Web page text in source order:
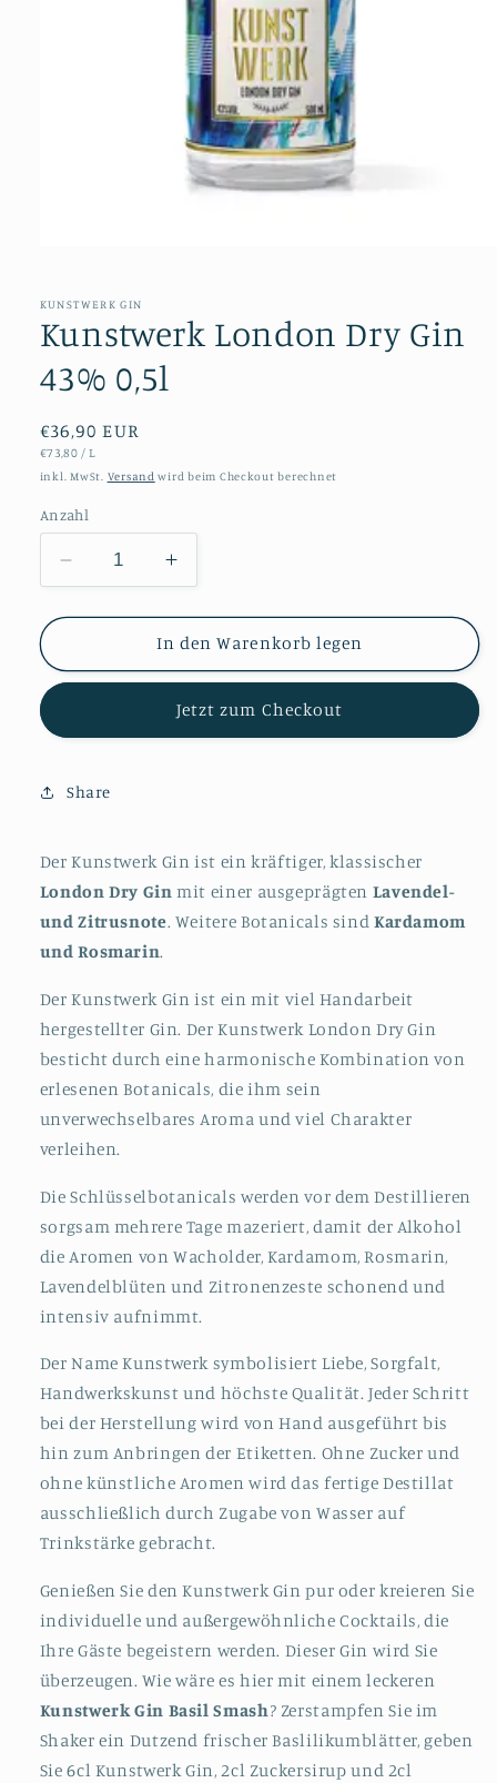
Modal
öffnen
KUNSTWERK GIN
Kunstwerk London Dry Gin
43% 0,5l
Normaler
Preis
€36,90 EUR
STÜCKPREIS
€73,80 / PRO
L
inkl. MwSt. Versand wird beim Checkout berechnet
Anzahl
Verringere
die
Menge
Kunstwerk
Gin
0,5l
Erhöhe
die
Menge
für
Kunstwerk
Dry
Gin
In den Warenkorb legen
Jetzt zum Checkout
Share
Der Kunstwerk Gin ist ein kräftiger, klassischer
London Dry Gin mit einer ausgeprägten Lavendel-
und Zitrusnote. Weitere Botanicals sind Kardamom
und Rosmarin.
Der Kunstwerk Gin ist ein mit viel Handarbeit
hergestellter Gin. Der Kunstwerk London Dry Gin
besticht durch eine harmonische Kombination von
erlesenen Botanicals, die ihm sein
unverwechselbares Aroma und viel Charakter
verleihen.
Die Schlüsselbotanicals werden vor dem Destillieren
sorgsam mehrere Tage mazeriert, damit der Alkohol
die Aromen von Wacholder, Kardamom, Rosmarin,
Lavendelblüten und Zitronenzeste schonend und
intensiv aufnimmt.
Der Name Kunstwerk symbolisiert Liebe, Sorgfalt,
Handwerkskunst und höchste Qualität. Jeder Schritt
bei der Herstellung wird von Hand ausgeführt bis
hin zum Anbringen der Etiketten. Ohne Zucker und
ohne künstliche Aromen wird das fertige Destillat
ausschließlich durch Zugabe von Wasser auf
Trinkstärke gebracht.
Genießen Sie den Kunstwerk Gin pur oder kreieren Sie
individuelle und außergewöhnliche Cocktails, die
Ihre Gäste begeistern werden. Dieser Gin wird Sie
überzeugen. Wie wäre es hier mit einem leckeren
Kunstwerk Gin Basil Smash? Zerstampfen Sie im
Shaker ein Dutzend frischer Baslilikumblätter, geben
Sie 6cl Kunstwerk Gin, 2cl Zuckersirup und 2cl